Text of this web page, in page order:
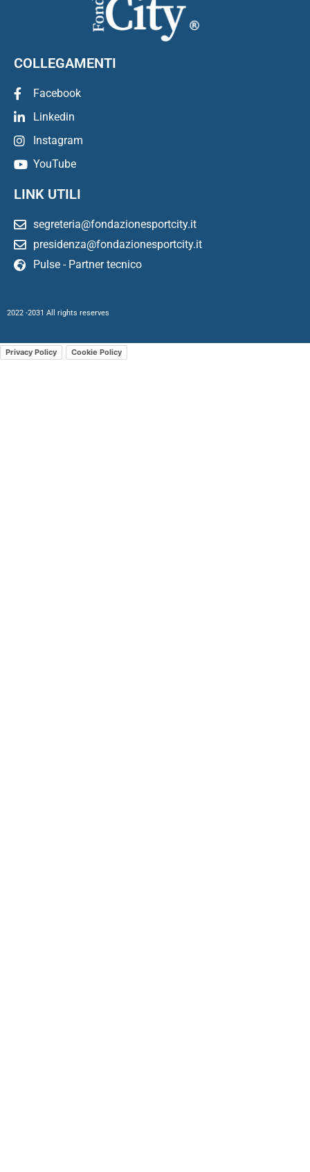
COLLEGAMENTI
Facebook
Linkedin
Instagram
YouTube
LINK UTILI
segreteria@fondazionesportcity.it
presidenza@fondazionesportcity.it
Pulse - Partner tecnico
2022 -2031 All rights reserves
Privacy Policy Cookie Policy